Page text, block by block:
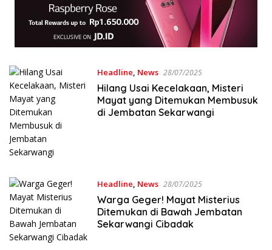
Headline, News 28/07/2025
Hilang Usai Kecelakaan, Misteri
Mayat yang Ditemukan Membusuk
di Jembatan Sekarwangi
Headline, News 28/07/2025
Warga Geger! Mayat Misterius
Ditemukan di Bawah Jembatan
Sekarwangi Cibadak